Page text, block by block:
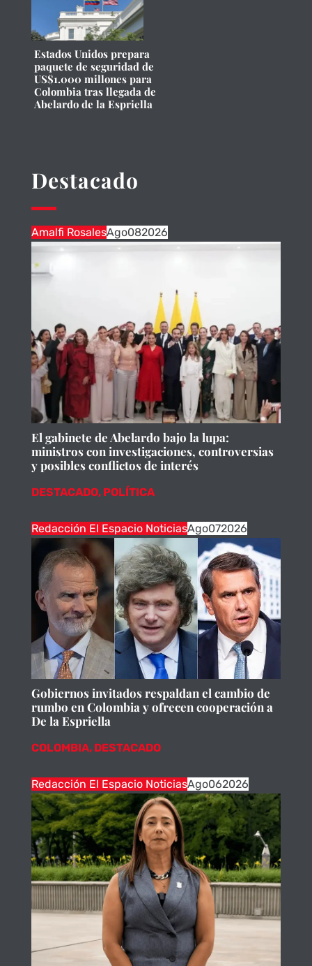
Estados Unidos prepara
paquete de seguridad de
US$1.000 millones para
Colombia tras llegada de
Abelardo de la Espriella
Destacado
Amalfi RosalesAgo082026
El gabinete de Abelardo bajo la lupa:
ministros con investigaciones, controversias
y posibles conflictos de interés
DESTACADO, POLÍTICA
Redacción El Espacio NoticiasAgo072026
Gobiernos invitados respaldan el cambio de
rumbo en Colombia y ofrecen cooperación a
De la Espriella
COLOMBIA, DESTACADO
Redacción El Espacio NoticiasAgo062026